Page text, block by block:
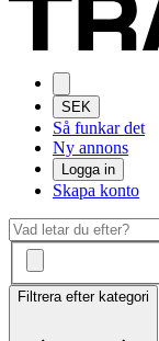
SEK
Så funkar det
Ny annons
Logga in
Skapa konto
Filtrera efter kategori